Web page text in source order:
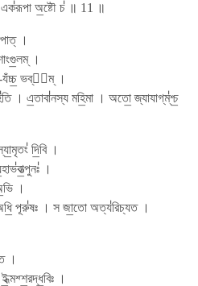
এক॑রূপা অ॒ষ্টৌ চ॑ ॥ 11 ॥
।
।
ভব্য᳚ম্ ।
। এ॒তাবা॑নস্য মহি॒মা । অতো॒ জ্যাযাগ্​ম্॑শ্চ॒
দি॒বি ।
।
।
পূরু॑ষঃ । স জা॒তো অত্য॑রিচ্যত ।
।
।